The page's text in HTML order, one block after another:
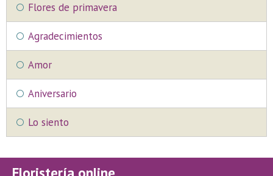
Flores de primavera
Agradecimientos
Amor
Aniversario
Lo siento